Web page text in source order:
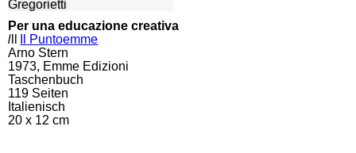
Per una educazione creativa
l
Il Puntoemme
Arno Stern
1973, Emme Edizioni
Taschenbuch
119 Seiten
Italienisch
20 x 12 cm